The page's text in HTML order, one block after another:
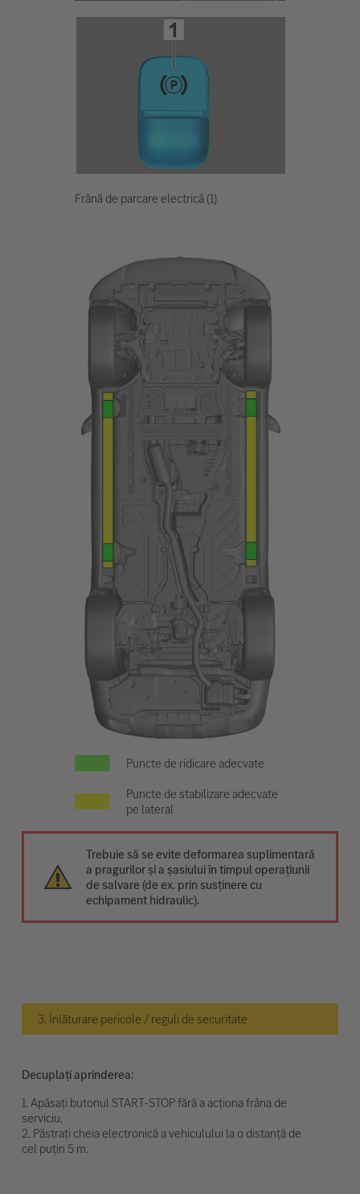
Frână de parcare electrică (1)
Puncte de ridicare adecvate
Puncte de stabilizare adecvate
pe lateral
Trebuie să se evite deformarea suplimentară
a pragurilor și a șasiului în timpul operațiunii
de salvare (de ex. prin susținere cu
echipament hidraulic).
3. Înlăturare pericole / reguli de securitate
Decuplați aprinderea:
1. Apăsați butonul START-STOP fără a acționa frâna de
serviciu.
2. Păstrați cheia electronică a vehiculului la o distanță de
cel puțin 5 m.